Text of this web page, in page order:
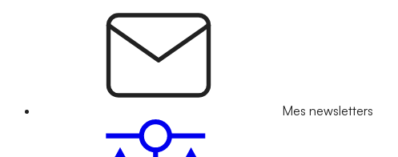
Mes newsletters